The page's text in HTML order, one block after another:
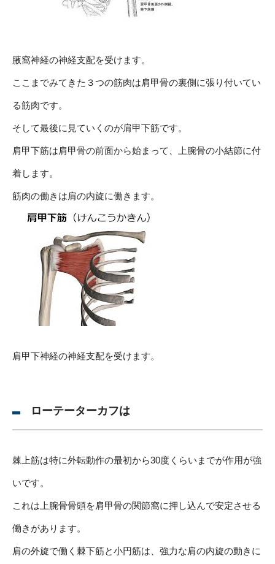
腋窩神経の神経支配を受けます。
ここまでみてきた３つの筋肉は肩甲骨の裏側に張り付いてい
る筋肉です。
そして最後に見ていくのが肩甲下筋です。
肩甲下筋は肩甲骨の前面から始まって、上腕骨の小結節に付
着します。
筋肉の働きは肩の内旋に働きます。
肩甲下神経の神経支配を受けます。
ローテーターカフは
棘上筋は特に外転動作の最初から30度くらいまでが作用が強
いです。
これは上腕骨骨頭を肩甲骨の関節窩に押し込んで安定させる
働きがあります。
肩の外旋で働く棘下筋と小円筋は、強力な肩の内旋の動きに